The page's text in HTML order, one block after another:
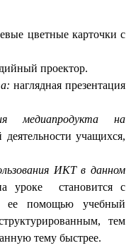
цветные карточки с
проектор.
наглядная презентация
медиапродукта на
деятельности учащихся,
ИКТ в данном
уроке становится с
ее помощью учебный
тем
тему быстрее.